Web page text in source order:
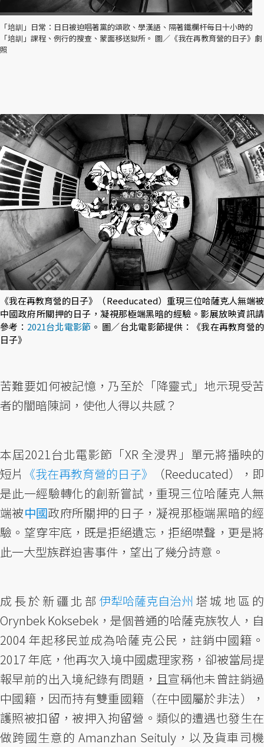
「培訓」日常：日日被迫唱著黨的頌歌、學漢語、隔著鐵欄杆每日十小時的
「培訓」課程、例行的搜查、蒙面移送獄所。 圖／《我在再教育營的日子》劇
照
《我在再教育營的日子》（Reeducated）重現三位哈薩克人無端被
中國政府所關押的日子，凝視那極端黑暗的經驗。影展放映資訊請
參考： 2021台北電影節 。 圖／台北電影節提供：《我在再教育營的
日子》
苦難要如何被記憶，乃至於「降靈式」地示現受苦
者的闇暗陳詞，使他人得以共感？
本屆2021台北電影節「XR 全浸界」單元將播映的
短片 《我在再教育營的日子》
（Reeducated），即
是此一經驗轉化的創新嘗試，重現三位哈薩克人無
端被中國政府所關押的日子，凝視那極端黑暗的經
驗。望穿牢底，既是拒絕遺忘，拒絕噤聲，更是將
此一大型族群迫害事件，望出了幾分詩意。
成長於新疆北部 伊犁哈薩克自治州 塔城地區的
Orynbek Koksebek，是個普通的哈薩克族牧人，自
2004 年起移民並成為哈薩克公民，註銷中國籍。
2017 年底，他再次入境中國處理家務，卻被當局提
報早前的出入境紀錄有問題，且宣稱他未曾註銷過
中國籍，因而持有雙重國籍（在中國屬於非法），
護照被扣留，被押入拘留營。類似的遭遇也發生在
做跨國生意的 Amanzhan Seituly，以及貨車司機